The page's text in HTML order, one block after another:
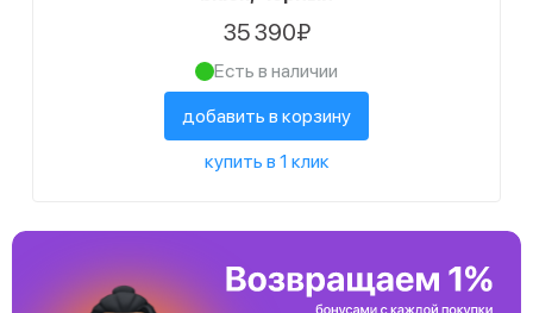
35 390₽
Есть в наличии
добавить в корзину
купить в 1 клик